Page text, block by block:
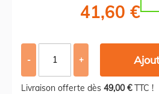
41,60 €
- +
Livraison offerte dès 49,00 €TTC !